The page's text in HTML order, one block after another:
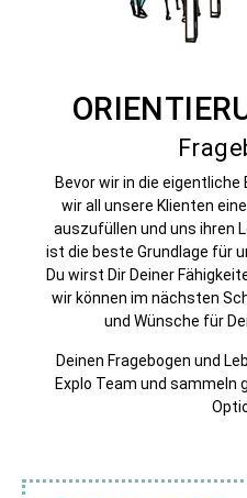
Bevor wir in die
wir all unsere Klienten
auszufüllen und uns ihren
ist die beste Grundlage für
Du wirst Dir Deiner
wir können im nächsten
und Wünsche für
Deinen Fragebogen und
Explo Team und sammeln